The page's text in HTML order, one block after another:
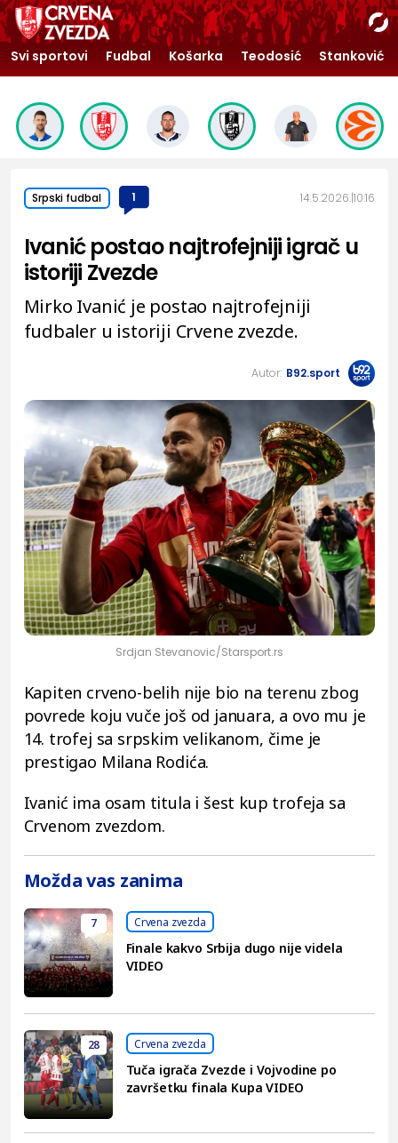
Svi sportovi Fudbal Košarka Teodosić Stanković
Srpski fudbal 1 14.5.2026. 10:16
Ivanić postao najtrofejniji igrač u
istoriji Zvezde
Mirko Ivanić je postao najtrofejniji
fudbaler u istoriji Crvene zvezde.
Autor: B92.sport
Srdjan Stevanovic/Starsport.rs
Kapiten crveno-belih nije bio na terenu zbog
povrede koju vuče još od januara, a ovo mu je
14. trofej sa srpskim velikanom, čime je
prestigao Milana Rodića.
Ivanić ima osam titula i šest kup trofeja sa
Crvenom zvezdom.
Možda vas zanima
7 Crvena zvezda
Finale kakvo Srbija dugo nije videla
VIDEO
28 Crvena zvezda
Tuča igrača Zvezde i Vojvodine po
završetku finala Kupa VIDEO